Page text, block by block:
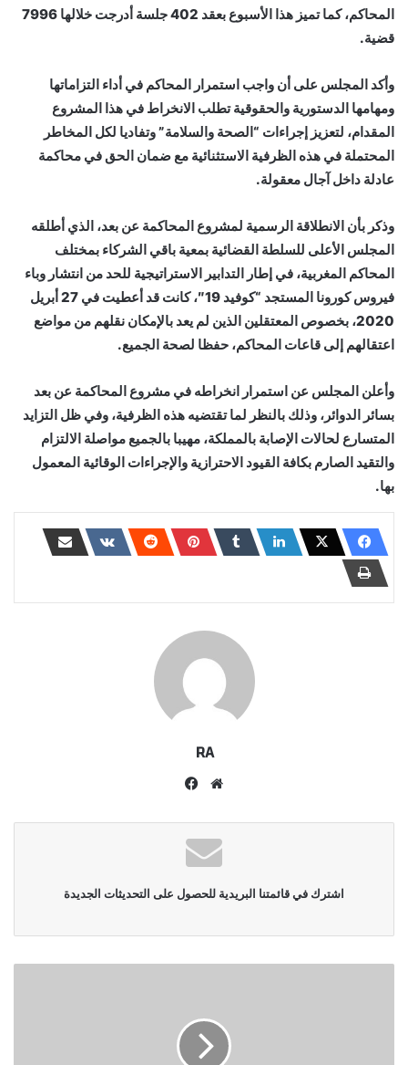
المحاكم، كما تميز هذا الأسبوع بعقد 402 جلسة أدرجت خلالها 7996
قضية.
وأكد المجلس على أن واجب استمرار المحاكم في أداء التزاماتها
ومهامها الدستورية والحقوقية تطلب الانخراط في هذا المشروع
المقدام، لتعزيز إجراءات “الصحة والسلامة” وتفاديا لكل المخاطر
المحتملة في هذه الظرفية الاستثنائية مع ضمان الحق في محاكمة
عادلة داخل آجال معقولة.
وذكر بأن الانطلاقة الرسمية لمشروع المحاكمة عن بعد، الذي أطلقه
المجلس الأعلى للسلطة القضائية بمعية باقي الشركاء بمختلف
المحاكم المغربية، في إطار التدابير الاستراتيجية للحد من انتشار وباء
فيروس كورونا المستجد “كوفيد 19″، كانت قد أعطيت في 27 أبريل
2020، بخصوص المعتقلين الذين لم يعد بالإمكان نقلهم من مواضع
اعتقالهم إلى قاعات المحاكم، حفظا لصحة الجميع.
وأعلن المجلس عن استمرار انخراطه في مشروع المحاكمة عن بعد
بسائر الدوائر، وذلك بالنظر لما تقتضيه هذه الظرفية، وفي ظل التزايد
المتسارع لحالات الإصابة بالمملكة، مهيبا بالجميع مواصلة الالتزام
والتقيد الصارم بكافة القيود الاحترازية والإجراءات الوقائية المعمول
بها.
RA
موقع
اشترك في قائمتنا البريدية للحصول على التحديثات الجديدة